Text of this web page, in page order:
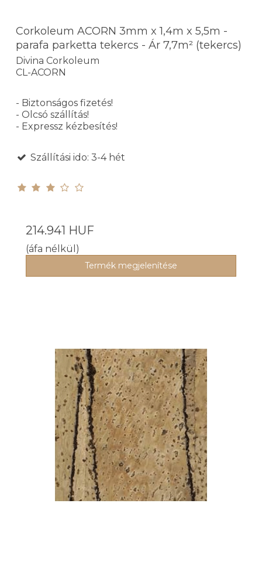
Corkoleum ACORN 3mm x 1,4m x 5,5m -
parafa parketta tekercs - Ár 7,7m² (tekercs)
Divina Corkoleum
CL-ACORN
- Biztonságos fizetés!
- Olcsó szállítás!
- Expressz kézbesítés!
Szállítási ido: 3-4 hét
214.941 HUF
(áfa nélkül)
Termék megjelenítése